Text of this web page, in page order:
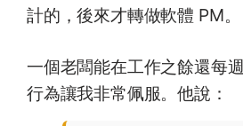
計的，後來才轉做軟體 PM。
一個老闆能在工作之餘還每
行為讓我非常佩服。他說：